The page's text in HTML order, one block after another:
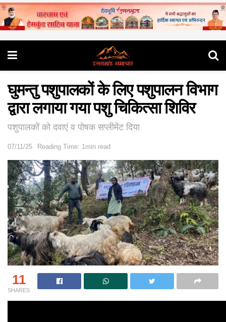
घुमन्तु पशुपालकों के लिए पशुपालन विभाग
द्वारा लगाया गया पशु चिकित्सा शिविर
पशुपालकों को दवाएं व पोषक सप्लीमेंट दिया
07/11/25 Reading Time: 1min read
11
SHARES